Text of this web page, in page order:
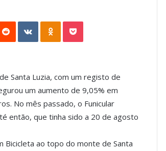
VKontakte
Santa Luzia, com um registo de
um aumento de 9,05% em
No mês passado, o Funicular
então, que tinha sido a 20 de agosto
Bicicleta ao topo do monte de Santa